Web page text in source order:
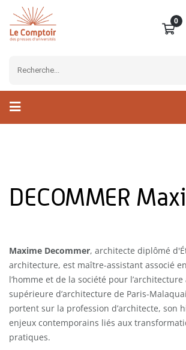
0
DECOMMER
Maxime Decommer, architecte diplômé
architecture, est maître-assistant associé
l’homme et de la société pour l’architecture
supérieure d’architecture de Paris-
portent sur la profession d’architecte, son
enjeux contemporains liés aux
pratiques.